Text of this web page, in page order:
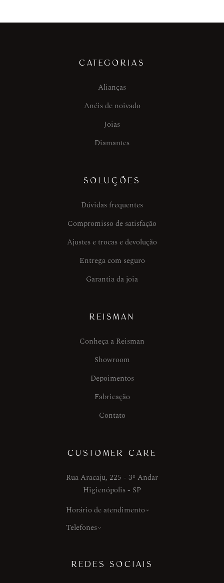
CATEGORIAS
Alianças
Anéis de noivado
Joias
Diamantes
SOLUÇÕES
Dúvidas frequentes
Compromisso de satisfação
Ajustes e trocas e devolução
Entrega com seguro
Garantia da joia
REISMAN
Conheça a Reisman
Showroom
Depoimentos
Fabricação
Contato
CUSTOMER CARE
Rua Aracaju, 225 - 3º Andar
Higienópolis - SP
Horário de atendimento
Telefones
REDES SOCIAIS